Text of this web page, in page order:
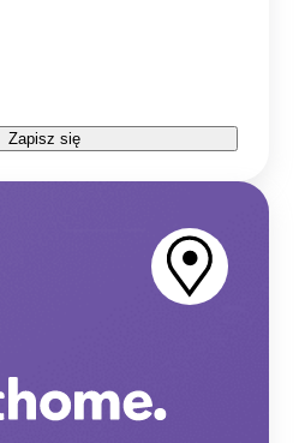
Zapisz się